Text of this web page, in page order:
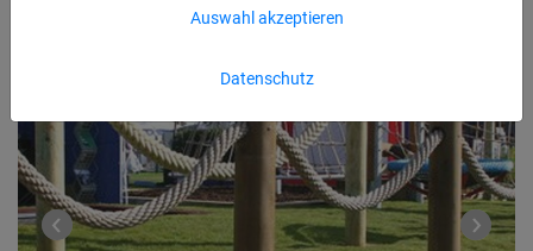
Datenschutz
Auswahl akzeptieren